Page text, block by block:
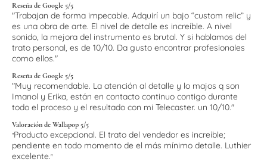
Reseña de Google 5/5
"Trabajan de forma impecable. Adquirí un bajo “custom relic” y
es una obra de arte. El nivel de detalle es increíble. A nivel
sonido, la mejora del instrumento es brutal. Y si hablamos del
trato personal, es de 10/10. Da gusto encontrar profesionales
como ellos."
Reseña de Google 5/5
"Muy recomendable. La atención al detalle y lo majos q son
Imanol y Erika, están en contacto continuo contigo durante
todo el proceso y el resultado con mi Telecaster. un 10/10."
Valoración de Wallapop 5/5
"Producto excepcional. El trato del vendedor es increíble;
pendiente en todo momento de el más mínimo detalle. Luthier
excelente."